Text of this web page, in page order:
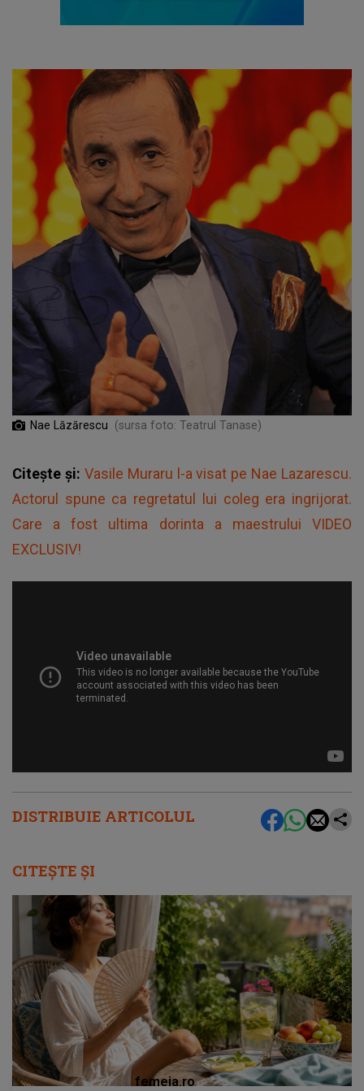
DISTRIBUIE ARTICOLUL
Nae Lăzărescu (sursa foto: Teatrul Tanase)
Citește și: Vasile Muraru l-a visat pe Nae Lazarescu.
Actorul spune ca regretatul lui coleg era ingrijorat.
Care a fost ultima dorinta a maestrului VIDEO
EXCLUSIV!
CITEȘTE ȘI
femeia.ro